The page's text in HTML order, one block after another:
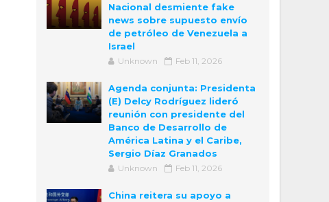
Nacional desmiente fake
news sobre supuesto envío
de petróleo de Venezuela a
Israel
Unknown Feb 11, 2026
Agenda conjunta: Presidenta
(E) Delcy Rodríguez lideró
reunión con presidente del
Banco de Desarrollo de
América Latina y el Caribe,
Sergio Díaz Granados
Unknown Feb 11, 2026
China reitera su apoyo a